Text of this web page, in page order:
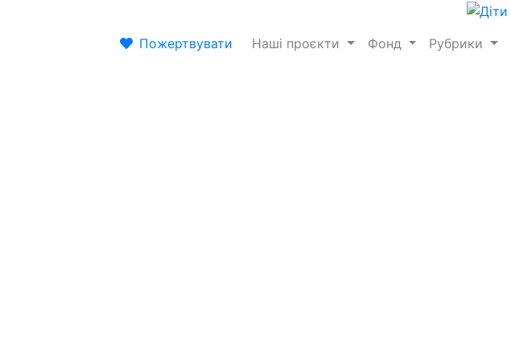
Пожертвувати Наші проєкти Фонд Рубрики